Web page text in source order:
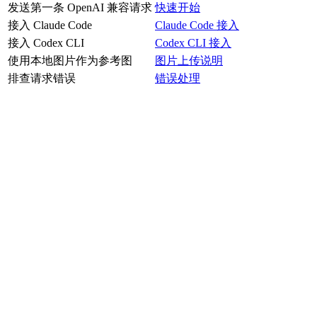
发送第一条 OpenAI 兼容请求 快速开始
接入 Claude Code
Claude Code 接入
接入 Codex CLI
Codex CLI 接入
使用本地图片作为参考图
图片上传说明
排查请求错误
错误处理